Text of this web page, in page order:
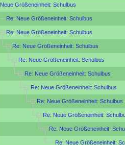
Neue Größeneinheit: Schulbus
Re: Neue Größeneinheit: Schulbus
Re: Neue Größeneinheit: Schulbus
Re: Neue Größeneinheit: Schulbus
Re: Neue Größeneinheit: Schulbus
Re: Neue Größeneinheit: Schulbus
Re: Neue Größeneinheit: Schulbus
Re: Neue Größeneinheit: Schulbus
Re: Neue Größeneinheit:
Re: Neue Größeneinheit:
Re: Neue Größeneinheit: